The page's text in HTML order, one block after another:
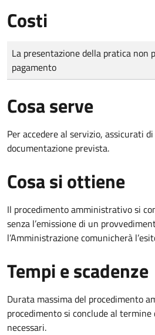
Costi
Tipo di pagamento
Importo
La presentazione della pratica non
pagamento
Cosa serve
Per accedere al servizio, assicurati
documentazione prevista.
Cosa si ottiene
Il procedimento amministrativo si
senza l’emissione di un
l’Amministrazione comunicherà
Tempi e scadenze
Durata massima del procedimento
procedimento si conclude al
necessari.